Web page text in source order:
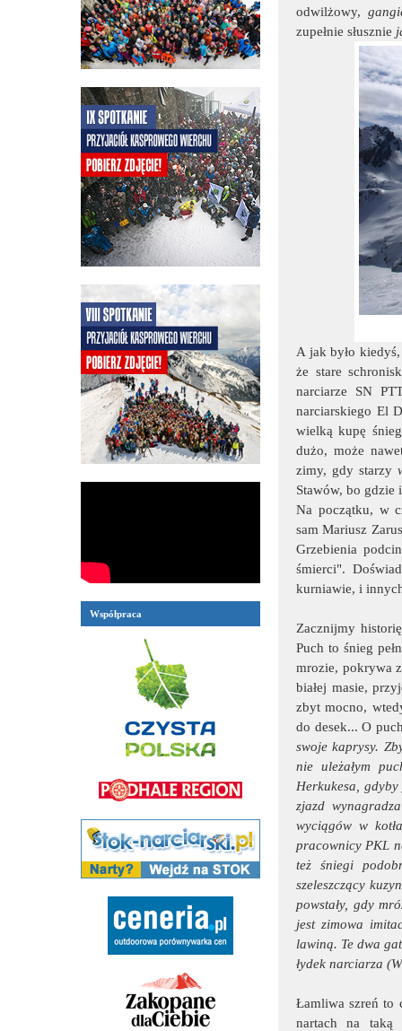
Współpraca
odwilżowy,
zupełnie słusznie
A jak było
że stare
narciarze SN
narciarskiego El
wielką kupę
dużo, może
zimy, gdy starzy
Stawów, bo gdzie
Na początku, w
sam Mariusz
Grzebienia
śmierci".
kurniawie, i
Zacznijmy
Puch to śnieg
mrozie, pokrywa
białej masie,
zbyt mocno,
do desek... O
swoje kaprysy.
nie uleżałym
Herkukesa,
zjazd
wyciągów w
pracownicy PKL
też śniegi
szeleszczący
powstały, gdy
jest zimowa
lawiną. Te dwa
łydek narciarza
Łamliwa szreń to
nartach na taką